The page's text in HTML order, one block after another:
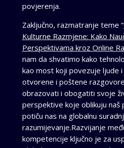
povjerenja.
Zaključno, razmatranje teme “
Kulturne Razmjene: Kako
Perspektivama kroz Online
nam da shvatimo kako
kao most koji povezuje ljude
otvorene i poštene
obrazovati i obogatiti svoje
perspektive koje oblikuju naš
potiču nas na globalnu
razumijevanje.Razvijanje
kompetencije ključno je za